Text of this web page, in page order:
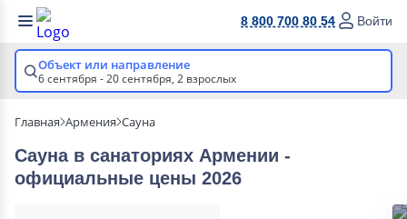
8 800 700 80 54 Войти
Объект или направление
6 сентября - 20 сентября, 2 взрослых
Главная Армения Сауна
Сауна в cанаториях Армении -
официальные цены 2026